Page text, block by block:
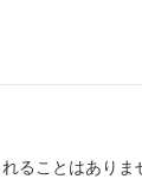
ることはありま